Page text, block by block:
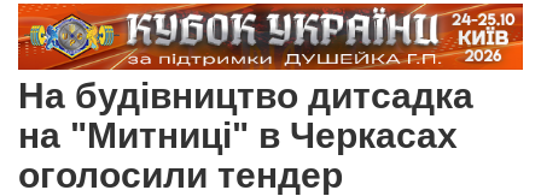
На будівництво дитсадка
на "Митниці" в Черкасах
оголосили тендер